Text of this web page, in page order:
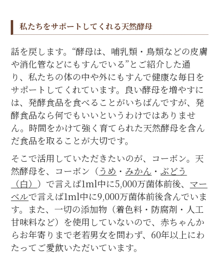
私たちをサポートしてくれる天然酵母
話を戻します。“酵母は、哺乳類・鳥類などの皮膚
や消化管などにもすんでいる”とご紹介した通
り、私たちの体の中や外にもすんで健康な毎日を
サポートしてくれています。良い酵母を増やすに
は、発酵食品を食べることがいちばんですが、発
酵食品なら何でもいいというわけではありませ
ん。時間をかけて強く育てられた天然酵母を含ん
だ食品を取ることが大切です。
そこで活用していただきたいのが、コーボン。天
然酵母を、コーボン（うめ ・ みかん ・ぶどう
（白） ）で言えば1ml中に5,000万菌体前後、 マー
ベルで言えば1ml中に9,000万菌体前後含んでいま
す。また、一切の添加物（着色料・防腐剤・人工
甘味料など）を使用していないので、赤ちゃんか
らお年寄りまで老若男女を問わず、60年以上にわ
たってご愛飲いただいています。